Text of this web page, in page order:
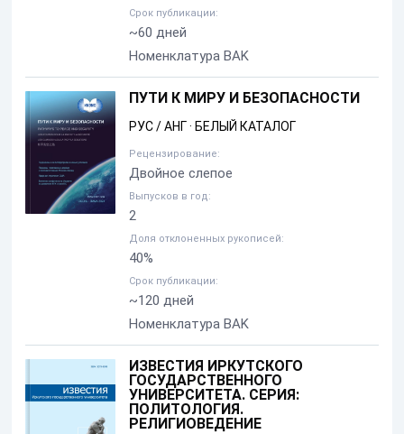
Срок публикации:
~60 дней
Номенклатура BAK
ПУТИ К МИРУ И БЕЗОПАСНОСТИ
РУС / АНГ· БЕЛЫЙ КАТАЛОГ
Рецензирование:
Двойное слепое
Выпусков в год:
2
Доля отклоненных рукописей:
40%
Срок публикации:
~120 дней
Номенклатура BAK
ИЗВЕСТИЯ ИРКУТСКОГО
ГОСУДАРСТВЕННОГО
УНИВЕРСИТЕТА. СЕРИЯ:
ПОЛИТОЛОГИЯ.
РЕЛИГИОВЕДЕНИЕ